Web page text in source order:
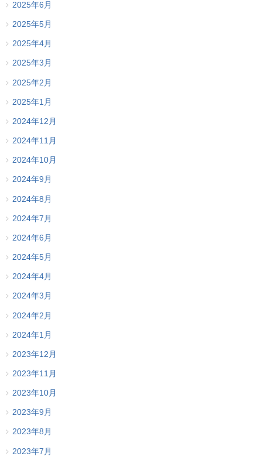
2025年6月
2025年5月
2025年4月
2025年3月
2025年2月
2025年1月
2024年12月
2024年11月
2024年10月
2024年9月
2024年8月
2024年7月
2024年6月
2024年5月
2024年4月
2024年3月
2024年2月
2024年1月
2023年12月
2023年11月
2023年10月
2023年9月
2023年8月
2023年7月